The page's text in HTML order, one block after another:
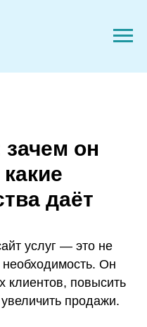
зачем он
даёт
услуг — это не
необходимость. Он
клиентов, повысить
продажи.